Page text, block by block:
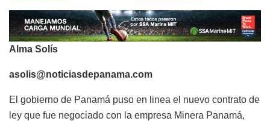
Alma Solís
asolis@noticiasdepanama.com
El gobierno de Panamá puso en linea el nuevo contrato de
ley que fue negociado con la empresa Minera Panamá,